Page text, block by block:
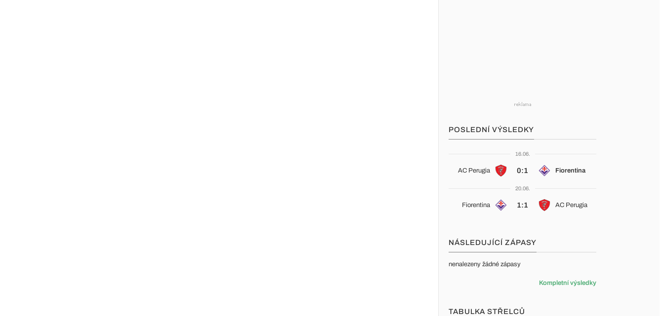
POSLEDNÍ VÝSLEDKY
16.06.
AC Perugia 0:1 Fiorentina
20.06.
Fiorentina 1:1 AC Perugia
NÁSLEDUJÍCÍ ZÁPASY
nenalezeny žádné zápasy
Kompletní výsledky
TABULKA STŘELCŮ